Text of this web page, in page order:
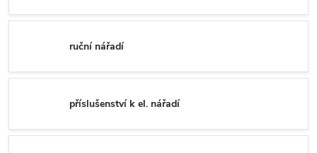
ruční nářadí
příslušenství k el. nářadí